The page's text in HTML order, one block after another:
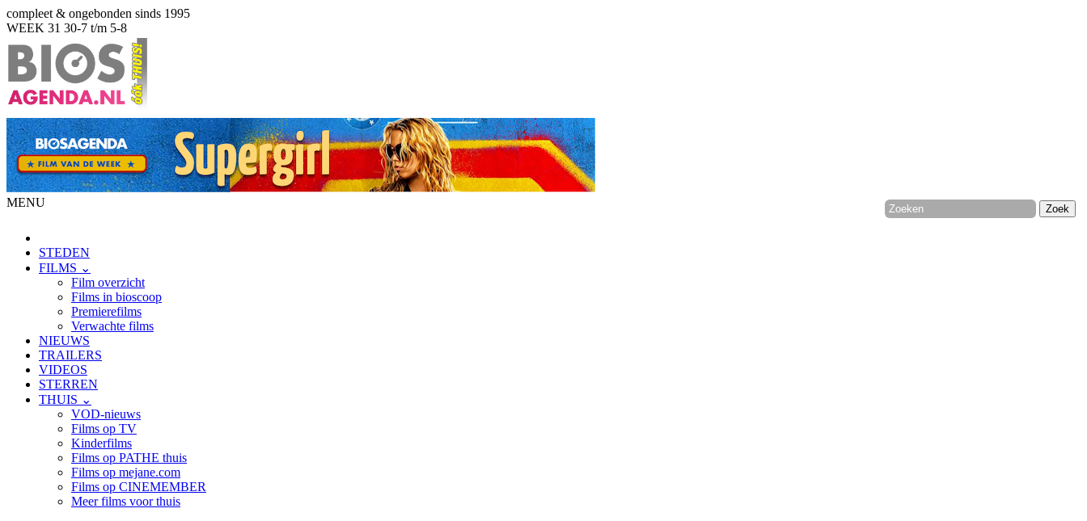
compleet & ongebonden sinds 1995
WEEK 31 30-7 t/m 5-8
MENU
STEDEN
FILMS ⌄
Film overzicht
Films in bioscoop
Premierefilms
Verwachte films
NIEUWS
TRAILERS
VIDEOS
STERREN
THUIS ⌄
VOD-nieuws
Films op TV
Kinderfilms
Films op PATHE thuis
Films op mejane.com
Films op CINEMEMBER
Meer films voor thuis